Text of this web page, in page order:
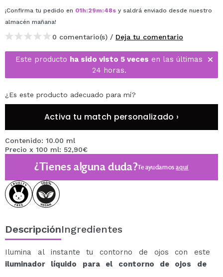
¡Confirma tu pedido en 01h:29m:48s y saldrá enviado desde nuestro
almacén mañana!
0 comentario(s) / Deja tu comentario
Este producto ha sido visto 5 veces en las últimas
24 horas.
¿Es este producto adecuado para mí?
Activa tu match personalizado ›
Contenido: 10.00 ml
Precio x 100 ml: 52,90€
¿Tienes alguna duda?Te ayudamosaquí
DescripciónIngredientes
Ilumina al instante tu contorno de ojos con este
iluminador líquido para el contorno de ojos de